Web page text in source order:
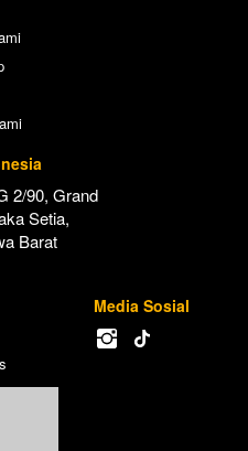
2/90, Grand
Setia,
Barat
Media Sosial